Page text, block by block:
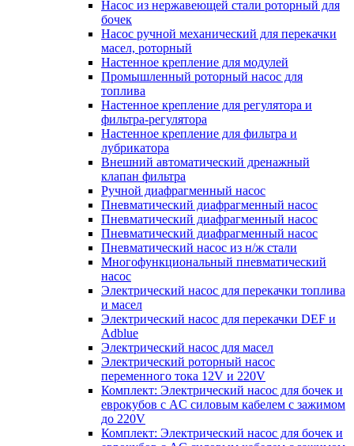
Насос из нержавеющей стали роторный для
бочек
Насос ручной механический для перекачки
масел, роторный
Настенное крепление для модулей
Промышленный роторный насос для
топлива
Настенное крепление для регулятора и
фильтра-регулятора
Настенное крепление для фильтра и
лубрикатора
Внешний автоматический дренажный
клапан фильтра
Ручной диафрагменный насос
Пневматический диафрагменный насос
Пневматический диафрагменный насос
Пневматический диафрагменный насос
Пневматический насос из н/ж стали
Многофункциональный пневматический
насос
Электрический насос для перекачки топлива
и масел
Электрический насос для перекачки DEF и
Adblue
Электрический насос для масел
Электрический роторный насос
переменного тока 12V и 220V
Комплект: Электрический насос для бочек и
еврокубов с AC силовым кабелем с зажимом
до 220V
Комплект: Электрический насос для бочек и